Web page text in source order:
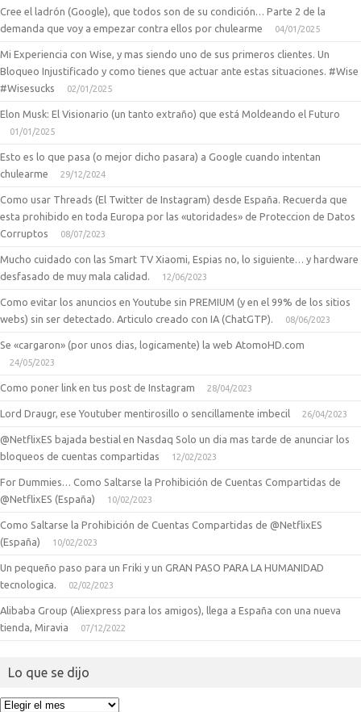
Cree el ladrón (Google), que todos son de su condición… Parte 2 de la
demanda que voy a empezar contra ellos por chulearme
04/01/2025
Mi Experiencia con Wise, y mas siendo uno de sus primeros clientes. Un
Bloqueo Injustificado y como tienes que actuar ante estas situaciones. #Wise
#Wisesucks
02/01/2025
Elon Musk: El Visionario (un tanto extraño) que está Moldeando el Futuro
01/01/2025
Esto es lo que pasa (o mejor dicho pasara) a Google cuando intentan
chulearme
29/12/2024
Como usar Threads (El Twitter de Instagram) desde España. Recuerda que
esta prohibido en toda Europa por las «utoridades» de Proteccion de Datos
Corruptos
08/07/2023
Mucho cuidado con las Smart TV Xiaomi, Espias no, lo siguiente… y hardware
desfasado de muy mala calidad.
12/06/2023
Como evitar los anuncios en Youtube sin PREMIUM (y en el 99% de los sitios
webs) sin ser detectado. Articulo creado con IA (ChatGTP).
08/06/2023
Se «cargaron» (por unos dias, logicamente) la web AtomoHD.com
24/05/2023
Como poner link en tus post de Instagram 28/04/2023
Lord Draugr, ese Youtuber mentirosillo o sencillamente imbecil 26/04/2023
@NetflixES bajada bestial en Nasdaq Solo un dia mas tarde de anunciar los
bloqueos de cuentas compartidas
12/02/2023
For Dummies… Como Saltarse la Prohibición de Cuentas Compartidas de
@NetflixES (España)
10/02/2023
Como Saltarse la Prohibición de Cuentas Compartidas de @NetflixES
(España)
10/02/2023
Un pequeño paso para un Friki y un GRAN PASO PARA LA HUMANIDAD
tecnologica.
02/02/2023
Alibaba Group (Aliexpress para los amigos), llega a España con una nueva
tienda, Miravia
07/12/2022
Lo que se dijo
Lo